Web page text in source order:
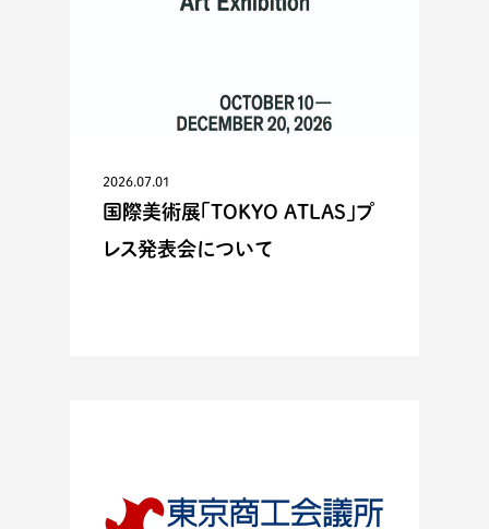
2026.07.01
国際美術展「TOKYO ATLAS」プ
レス発表会について